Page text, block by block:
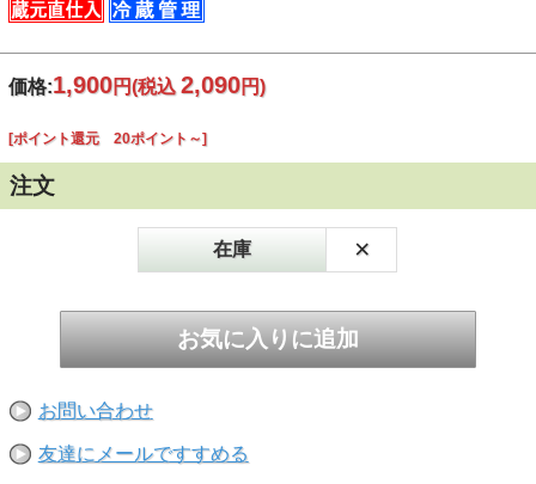
価格:1,900円(税込 2,090円)
[ポイント還元 20ポイント～]
注文
在庫 ×
お問い合わせ
友達にメールですすめる